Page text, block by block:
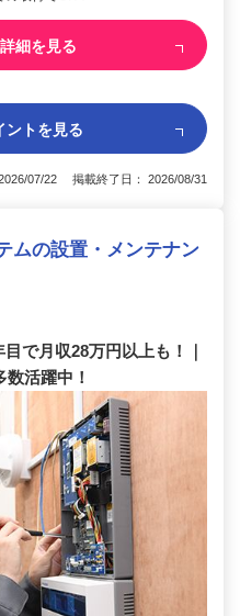
詳細を見る
ントを見る
07/22 掲載終了日： 2026/08/31
ムの設置・メンテナン
で月収28万円以上も！｜
活躍中！